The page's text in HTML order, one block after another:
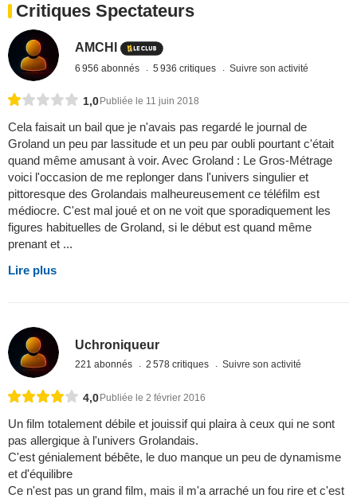
Critiques Spectateurs
AMCHI
6 956 abonnés 5 936 critiques Suivre son activité
1,0Publiée le 11 juin 2018
Cela faisait un bail que je n'avais pas regardé le journal de
Groland un peu par lassitude et un peu par oubli pourtant c'était
quand même amusant à voir. Avec Groland : Le Gros-Métrage
voici l'occasion de me replonger dans l'univers singulier et
pittoresque des Grolandais malheureusement ce téléfilm est
médiocre. C'est mal joué et on ne voit que sporadiquement les
figures habituelles de Groland, si le début est quand même
prenant et ...
Lire plus
Uchroniqueur
221 abonnés 2 578 critiques Suivre son activité
4,0Publiée le 2 février 2016
Un film totalement débile et jouissif qui plaira à ceux qui ne sont
pas allergique à l'univers Grolandais.
C'est génialement bébête, le duo manque un peu de dynamisme
et d'équilibre
Ce n'est pas un grand film, mais il m'a arraché un fou rire et c'est